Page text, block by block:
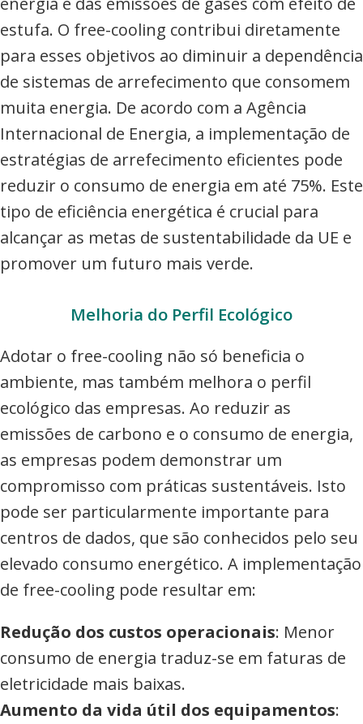
estufa. O free-cooling contribui diretamente
para esses objetivos ao diminuir a dependência
de sistemas de arrefecimento que consomem
muita energia. De acordo com a Agência
Internacional de Energia, a implementação de
estratégias de arrefecimento eficientes pode
reduzir o consumo de energia em até 75%. Este
tipo de eficiência energética é crucial para
alcançar as metas de sustentabilidade da UE e
promover um futuro mais verde.
Melhoria do Perfil Ecológico
Adotar o free-cooling não só beneficia o
ambiente, mas também melhora o perfil
ecológico das empresas. Ao reduzir as
emissões de carbono e o consumo de energia,
as empresas podem demonstrar um
compromisso com práticas sustentáveis. Isto
pode ser particularmente importante para
centros de dados, que são conhecidos pelo seu
elevado consumo energético. A implementação
de free-cooling pode resultar em:
Redução dos custos operacionais: Menor
consumo de energia traduz-se em faturas de
eletricidade mais baixas.
Aumento da vida útil dos equipamentos: